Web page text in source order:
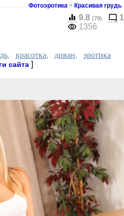
Фотоэротика > Красивая грудь
9.8 (78)
1
1356
, красотка, диван, эротика
сайта ]